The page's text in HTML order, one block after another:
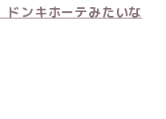
ドンキホーテみたいな